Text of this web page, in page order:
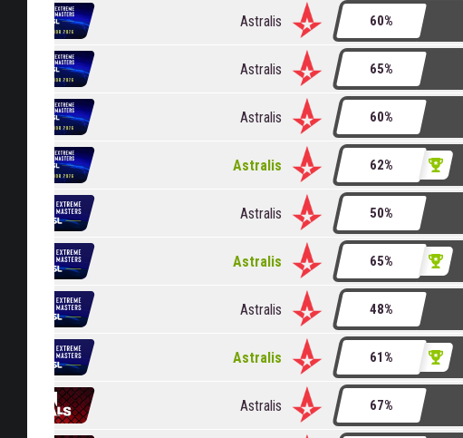
Astralis 60%
Astralis 65%
Astralis 60%
Astralis 62%
Astralis 50%
Astralis 65%
Astralis 48%
Astralis 61%
Astralis 67%